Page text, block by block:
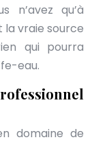
n’avez qu’à
la vraie source
qui pourra
eau.
domaine de